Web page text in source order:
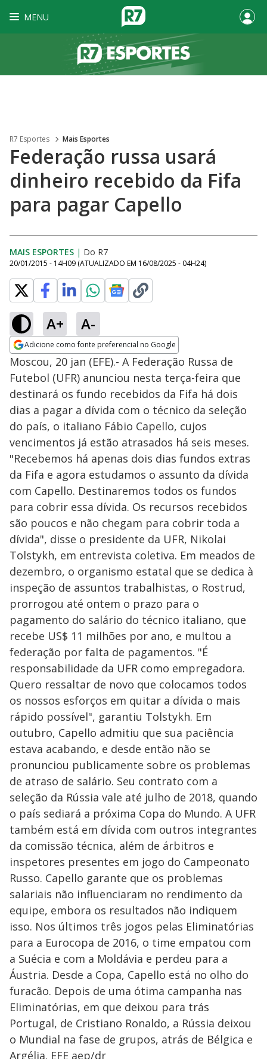
MENU
R7 Esportes Mais Esportes
Federação russa usará
dinheiro recebido da Fifa
para pagar Capello
MAIS ESPORTES | Do R7
20/01/2015 - 14H09 (ATUALIZADO EM 16/08/2025 - 04H24)
A+ A-
Adicione como fonte preferencial no Google
Opens in new window
Moscou, 20 jan (EFE).- A Federação Russa de
Futebol (UFR) anunciou nesta terça-feira que
destinará os fundo recebidos da Fifa há dois
dias a pagar a dívida com o técnico da seleção
do país, o italiano Fábio Capello, cujos
vencimentos já estão atrasados há seis meses.
"Recebemos há apenas dois dias fundos extras
da Fifa e agora estudamos o assunto da dívida
com Capello. Destinaremos todos os fundos
para cobrir essa dívida. Os recursos recebidos
são poucos e não chegam para cobrir toda a
dívida", disse o presidente da UFR, Nikolai
Tolstykh, em entrevista coletiva. Em meados de
dezembro, o organismo estatal que se dedica à
inspeção de assuntos trabalhistas, o Rostrud,
prorrogou até ontem o prazo para o
pagamento do salário do técnico italiano, que
recebe US$ 11 milhões por ano, e multou a
federação por falta de pagamentos. "É
responsabilidade da UFR como empregadora.
Quero ressaltar de novo que colocamos todos
os nossos esforços em quitar a dívida o mais
rápido possível", garantiu Tolstykh. Em
outubro, Capello admitiu que sua paciência
estava acabando, e desde então não se
pronunciou publicamente sobre os problemas
de atraso de salário. Seu contrato com a
seleção da Rússia vale até julho de 2018, quando
o país sediará a próxima Copa do Mundo. A UFR
também está em dívida com outros integrantes
da comissão técnica, além de árbitros e
inspetores presentes em jogo do Campeonato
Russo. Capello garante que os problemas
salariais não influenciaram no rendimento da
equipe, embora os resultados não indiquem
isso. Nos últimos três jogos pelas Eliminatórias
para a Eurocopa de 2016, o time empatou com
a Suécia e com a Moldávia e perdeu para a
Áustria. Desde a Copa, Capello está no olho do
furacão. Depois de uma ótima campanha nas
Eliminatórias, em que deixou para trás
Portugal, de Cristiano Ronaldo, a Rússia deixou
o Mundial na fase de grupos, atrás de Bélgica e
Argélia. EFE aep/dr